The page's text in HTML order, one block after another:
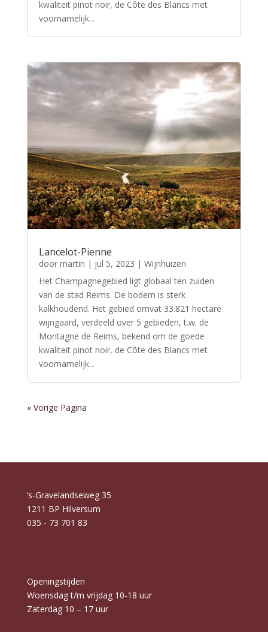
kwaliteit pinot noir, de Côte des Blancs met
voornamelijk...
Lancelot-Pienne
door martin | jul 5, 2023 | Wijnhuizen
Het Champagnegebied ligt globaal ten zuiden
van de stad Reims. De bodem is sterk
kalkhoudend. Het gebied omvat 33.821 hectare
wijngaard, verdeeld over 5 gebieden, t.w. de
Montagne de Reims, bekend om de goede
kwaliteit pinot noir, de Côte des Blancs met
voornamelijk...
« Vorige Pagina
‘s-Gravelandseweg 35
1211 BP Hilversum
035 - 73 701 83
Openingstijden
Woensdag t/m vrijdag 10-18 uur
Zaterdag 10 – 17 uur